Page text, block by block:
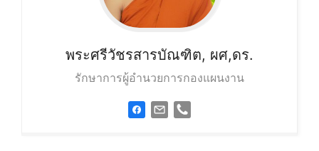
พระศรีวัชรสารบัณฑิต, ผศ,ดร.
รักษาการผู้อำนวยการกองแผนงาน